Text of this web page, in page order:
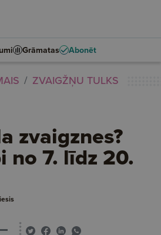
Grāmatas Abonēt
ZVAIGŽŅU TULKS
zvaigznes?
no 7. līdz 20.